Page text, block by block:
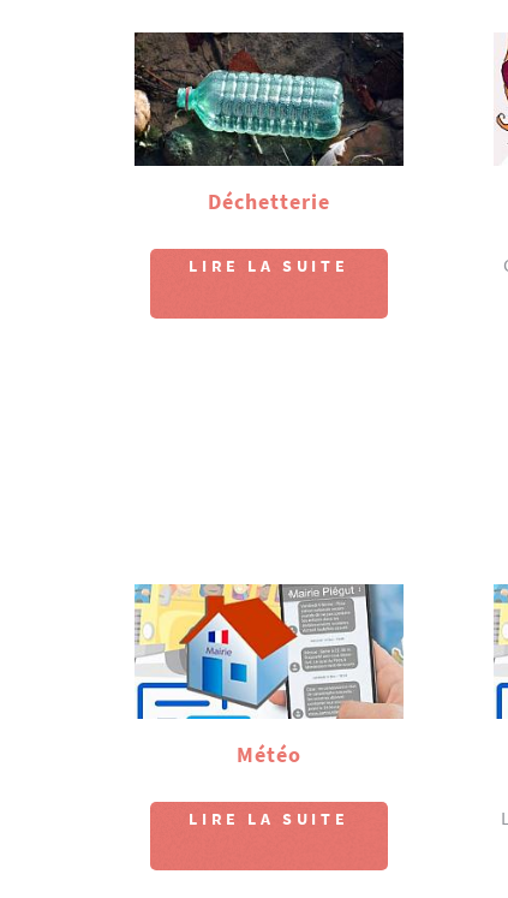
Déchetterie
LIRE LA SUITE
Météo
LIRE LA SUITE